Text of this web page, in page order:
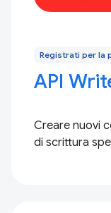
Registrati per la
API
Creare nuovi
di scrittura